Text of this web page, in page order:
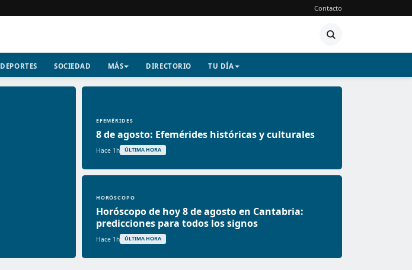
Contacto
DEPORTES SOCIEDAD MÁS DIRECTORIO TU DÍA
EFEMÉRIDES
8 de agosto: Efemérides históricas y culturales
Hace 1h ÚLTIMA HORA
HORÓSCOPO
Horóscopo de hoy 8 de agosto en Cantabria:
predicciones para todos los signos
Hace 1h ÚLTIMA HORA